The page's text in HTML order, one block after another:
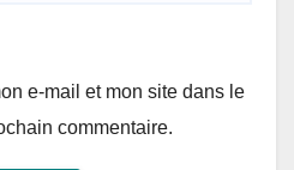
e-mail et mon site dans le
commentaire.